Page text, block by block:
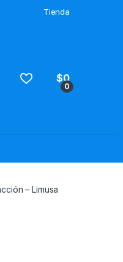
Tienda
0
$0
– Limusa